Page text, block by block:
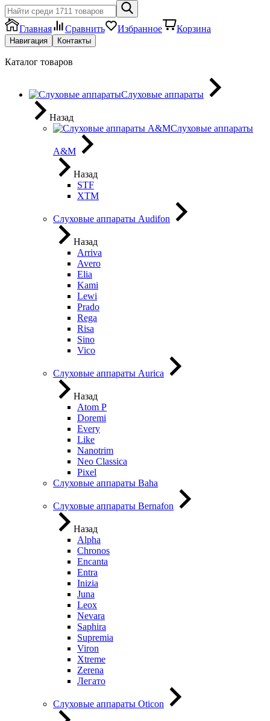
Главная Сравнить Избранное Корзина
Навигация Контакты
Каталог товаров
Слуховые аппараты
Назад
Слуховые аппараты
A&M
Назад
STF
XTM
Слуховые аппараты Audifon
Назад
Arriva
Avero
Elia
Kami
Lewi
Prado
Rega
Risa
Sino
Vico
Слуховые аппараты Aurica
Назад
Atom P
Doremi
Every
Like
Nanotrim
Neo Classica
Pixel
Слуховые аппараты Baha
Слуховые аппараты Bernafon
Назад
Alpha
Chronos
Encanta
Entra
Inizia
Juna
Leox
Nevara
Saphira
Supremia
Viron
Xtreme
Zerena
Легато
Слуховые аппараты Oticon